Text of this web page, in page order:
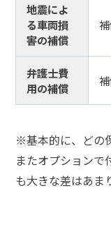
地震によ
る車両損
害の補償
弁護士費
用の補償
※基本的に、どの
またオプションで
も大きな差はあま